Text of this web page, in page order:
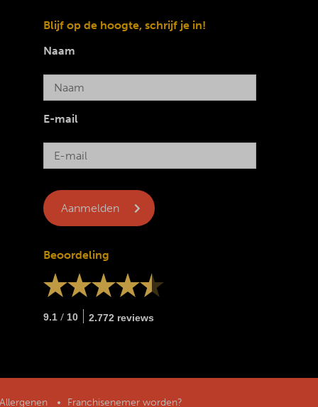
Blijf op de hoogte, schrijf je in!
Naam
E-mail
Beoordeling
9.1 / 10 2.772 reviews
Franchisenemer worden?